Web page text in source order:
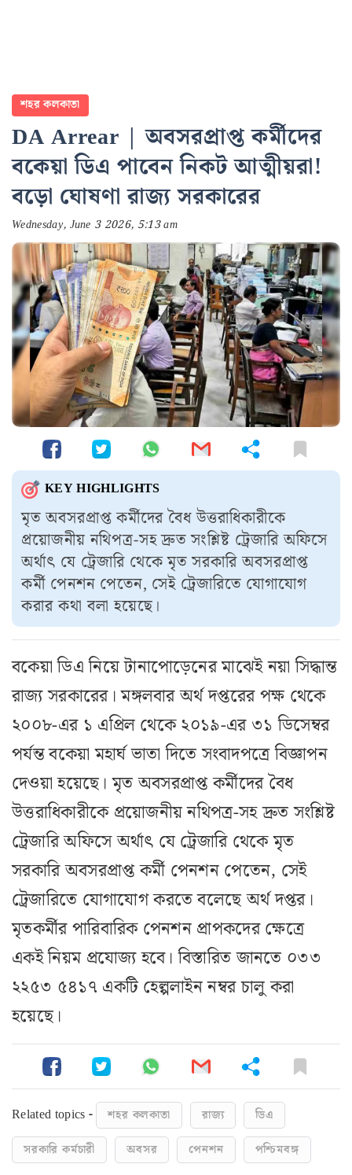
শহর কলকাতা
DA Arrear | অবসরপ্রাপ্ত কর্মীদের
বকেয়া ডিএ পাবেন নিকট আত্মীয়রা!
বড়ো ঘোষণা রাজ্য সরকারের
Wednesday, June 3 2026, 5:13 am
KEY HIGHLIGHTS
মৃত অবসরপ্রাপ্ত কর্মীদের বৈধ উত্তরাধিকারীকে
প্রয়োজনীয় নথিপত্র-সহ দ্রুত সংশ্লিষ্ট ট্রেজারি অফিসে
অর্থাৎ যে ট্রেজারি থেকে মৃত সরকারি অবসরপ্রাপ্ত
কর্মী পেনশন পেতেন, সেই ট্রেজারিতে যোগাযোগ
করার কথা বলা হয়েছে।
বকেয়া ডিএ নিয়ে টানাপোড়েনের মাঝেই নয়া সিদ্ধান্ত
রাজ্য সরকারের। মঙ্গলবার অর্থ দপ্তরের পক্ষ থেকে
২০০৮-এর ১ এপ্রিল থেকে ২০১৯-এর ৩১ ডিসেম্বর
পর্যন্ত বকেয়া মহার্ঘ ভাতা দিতে সংবাদপত্রে বিজ্ঞাপন
দেওয়া হয়েছে। মৃত অবসরপ্রাপ্ত কর্মীদের বৈধ
উত্তরাধিকারীকে প্রয়োজনীয় নথিপত্র-সহ দ্রুত সংশ্লিষ্ট
ট্রেজারি অফিসে অর্থাৎ যে ট্রেজারি থেকে মৃত
সরকারি অবসরপ্রাপ্ত কর্মী পেনশন পেতেন, সেই
ট্রেজারিতে যোগাযোগ করতে বলেছে অর্থ দপ্তর।
মৃতকর্মীর পারিবারিক পেনশন প্রাপকদের ক্ষেত্রে
একই নিয়ম প্রযোজ্য হবে। বিস্তারিত জানতে ০৩৩
২২৫৩ ৫৪১৭ একটি হেল্পলাইন নম্বর চালু করা
হয়েছে।
Related topics - শহর কলকাতা রাজ্য
ডিএ
সরকারি কর্মচারী
অবসর পেনশন পশ্চিমবঙ্গ